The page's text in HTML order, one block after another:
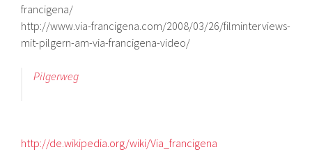
francigena/
http://www.via-francigena.com/2008/03/26/filminterviews-
mit-pilgern-am-via-francigena-video/
Pilgerweg
http://de.wikipedia.org/wiki/Via_francigena